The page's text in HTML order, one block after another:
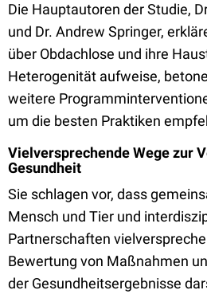
Die Hauptautoren der Studie,
und Dr. Andrew Springer,
über Obdachlose und ihre
Heterogenität aufweise,
weitere
um die besten Praktiken
Vielversprechende Wege zur
Gesundheit
Sie schlagen vor, dass
Mensch und Tier und
Partnerschaften
Bewertung von Maßnahmen
der Gesundheitsergebnisse